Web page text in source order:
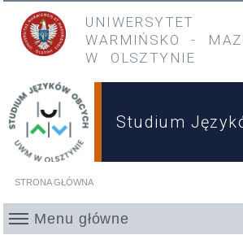
Przejdź do treści
Przejdź do menu głównego
UNIWERSYTET
WARMIŃSKO
-
W OLSZTYNIE
Studium
STRONA GŁÓWNA
Menu główne